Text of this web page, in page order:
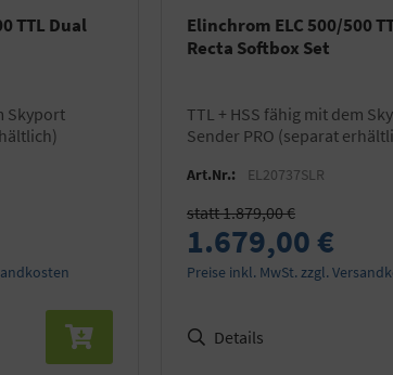
TTL Dual
Elinchrom ELC 500/500
Recta Softbox Set
TTL + HSS fähig mit dem Skyport
Sender PRO (separat
Art.Nr.: EL20737SLR
statt 1.879,00 €
1.679,00 €
Preise inkl. MwSt. zzgl.
Details